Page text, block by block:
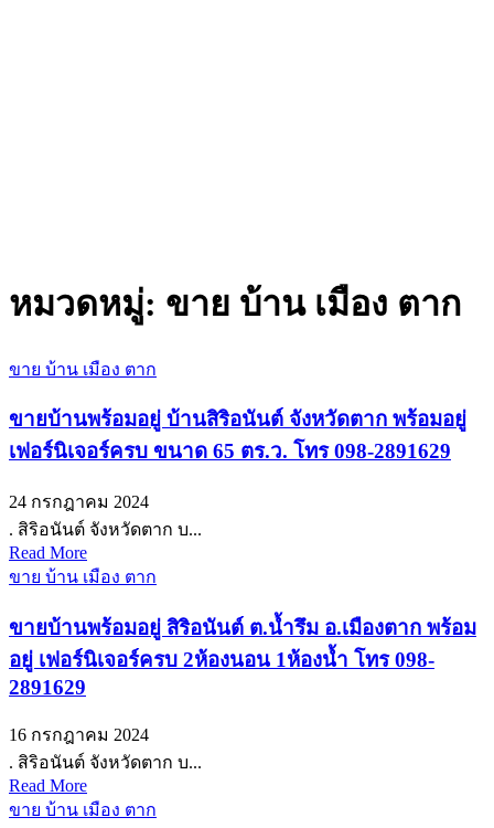
หมวดหมู่: ขาย บ้าน เมือง ตาก
ขาย บ้าน เมือง ตาก
ขายบ้านพร้อมอยู่ บ้านสิริอนันต์ จังหวัดตาก พร้อมอยู่
เฟอร์นิเจอร์ครบ ขนาด 65 ตร.ว. โทร 098-2891629
24 กรกฎาคม 2024
. สิริอนันต์ จังหวัดตาก บ...
Read More
ขาย บ้าน เมือง ตาก
ขายบ้านพร้อมอยู่ สิริอนันต์ ต.น้ำรึม อ.เมืองตาก พร้อม
อยู่ เฟอร์นิเจอร์ครบ 2ห้องนอน 1ห้องน้ำ โทร 098-
2891629
16 กรกฎาคม 2024
. สิริอนันต์ จังหวัดตาก บ...
Read More
ขาย บ้าน เมือง ตาก